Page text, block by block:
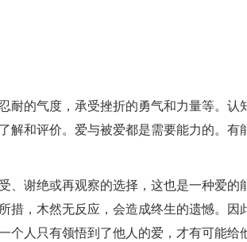
耐的气度，承受挫折的勇气和力量等。认
解和评价。爱与被爱都是需要能力的。有
谢绝或再观察的选择，这也是一种爱的
措，木然无反应，会造成终生的遗憾。因
个人只有领悟到了他人的爱，才有可能给